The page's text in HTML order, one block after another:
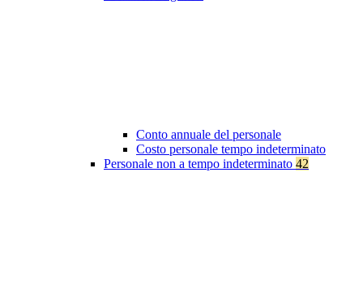
Conto annuale del personale
Costo personale tempo indeterminato
Personale non a tempo indeterminato 42